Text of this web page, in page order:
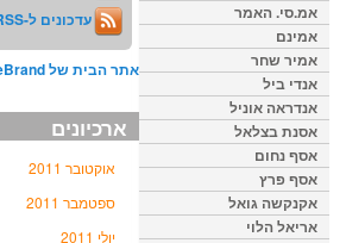
עדכונים ל-RSS
אתר הבית של eBrand
ארכיונים
אוקטובר 2011
ספטמבר 2011
יולי 2011
אמ.סי. האמר
אמינם
אמיר שחר
אנדי ביל
אנדראה אוניל
אסנת בצלאל
אסף נחום
אסף פרץ
אקנקשה גואל
אריאל הלוי